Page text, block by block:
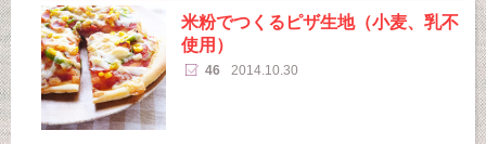
米粉でつくるピザ生地（小麦、乳不
使用）
46 2014.10.30